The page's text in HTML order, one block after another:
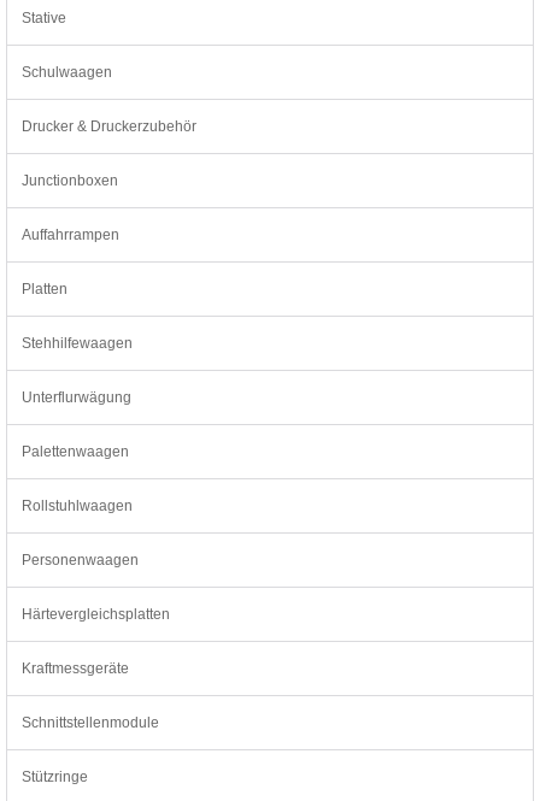
Stative
Schulwaagen
Drucker & Druckerzubehör
Junctionboxen
Auffahrrampen
Platten
Stehhilfewaagen
Unterflurwägung
Palettenwaagen
Rollstuhlwaagen
Personenwaagen
Härtevergleichsplatten
Kraftmessgeräte
Schnittstellenmodule
Stützringe